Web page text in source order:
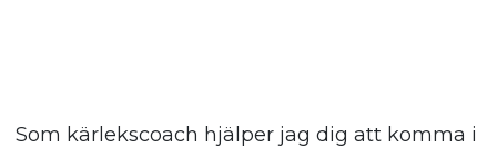
Som kärlekscoach hjälper jag dig att komma i